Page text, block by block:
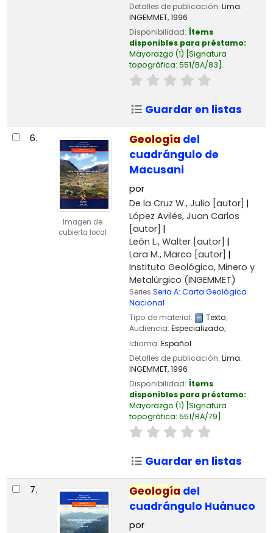
Detalles de publicación: Lima:
INGEMMET,1996
Disponibilidad: Ítems
disponibles para préstamo:
Mayorazgo (1) Signatura
topográfica: 551/BA/83 .
Guardar en listas
6.
Imagen de
cubierta local
Geología del
cuadrángulo de
Macusani
por
De la Cruz W., Julio [autor]
López Avilés, Juan Carlos
[autor]
León L., Walter[autor]
Lara M., Marco [autor]
Instituto Geológico, Minero y
Metalúrgico (INGEMMET)
Series Seria A: Carta Geológica
Nacional
Tipo de material:
Texto;
Audiencia: Especializado;
Idioma: Español
Detalles de publicación: Lima:
INGEMMET,1996
Disponibilidad: Ítems
disponibles para préstamo:
Mayorazgo (1) Signatura
topográfica: 551/BA/79 .
Guardar en listas
7. Geología del
cuadrángulo Huánuco
por